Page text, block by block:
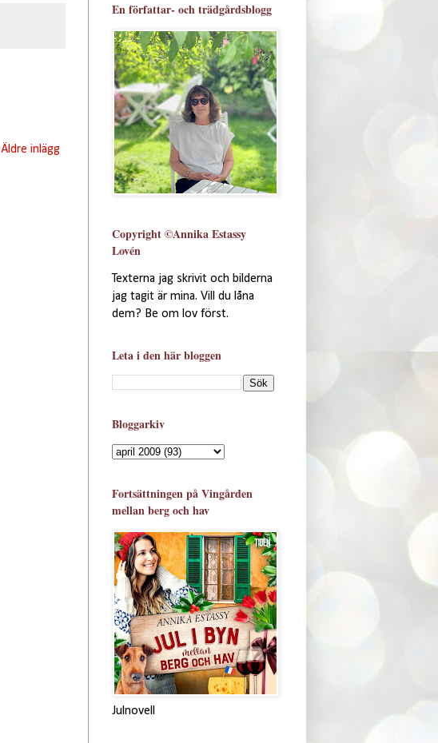
Äldre inlägg
En författar- och trädgårdsblogg
Copyright ©Annika Estassy
Lovén
Texterna jag skrivit och bilderna
jag tagit är mina. Vill du låna
dem? Be om lov först.
Leta i den här bloggen
Bloggarkiv
Fortsättningen på Vingården
mellan berg och hav
Julnovell